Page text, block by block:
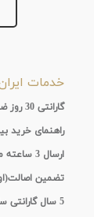
خدمات
گارانتی 30 روز ضمانت بازگشت
راهنمای خرید
ارسال 3 ساعته محصولات
تضمین
5 سال گارانتی ساعت مچی